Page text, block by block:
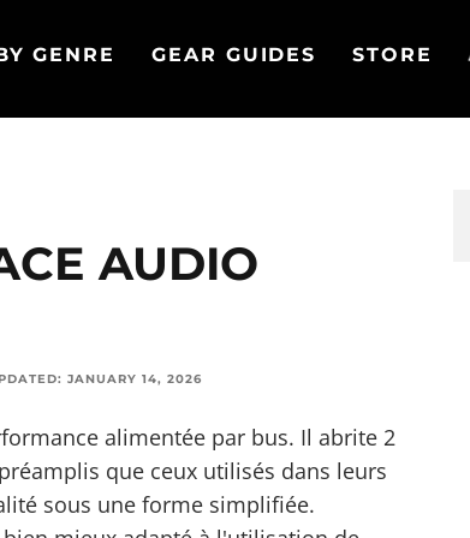
GENRE GEAR GUIDES STORE
AUDIO
JANUARY 14, 2026
alimentée par bus. Il abrite 2
que ceux utilisés dans leurs
sous une forme simplifiée.